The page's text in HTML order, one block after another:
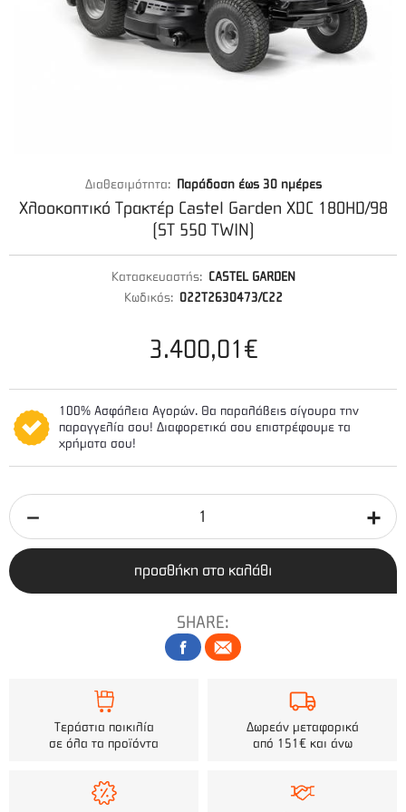
Διαθεσιμότητα: Παράδοση έως 30 ημέρες
Χλοοκοπτικό Τρακτέρ Castel Garden XDC 180HD/98
(ST 550 TWIN)
Κατασκευαστής: CASTEL GARDEN
Κωδικός: 022T2630473/C22
3.400,01€
100% Ασφάλεια Αγορών. Θα παραλάβεις σίγουρα την
παραγγελία σου! Διαφορετικά σου επιστρέφουμε τα
χρήματα σου!
προσθήκη στο καλάθι
SHARE:
Τεράστια ποικιλία
σε όλα τα προϊόντα
Δωρεάν μεταφορικά
από 151€ και άνω